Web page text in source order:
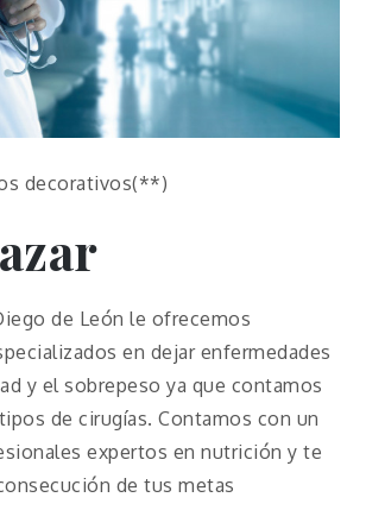
decorativos(**)
de León le ofrecemos
en dejar enfermedades
y el sobrepeso ya que contamos
de cirugías. Contamos con un
expertos en nutrición y te
de tus metas